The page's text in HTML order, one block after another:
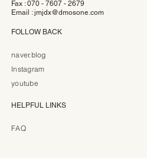
Fax : 070 - 7607 - 2679
Email :jmjdx@dmosone.com
FOLLOW BACK
naver.blog
Instagram
youtube
HELPFUL LINKS
FAQ